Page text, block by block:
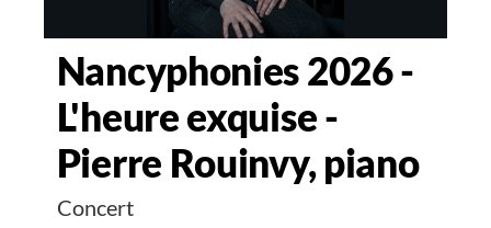
Nancyphonies 2026 -
L'heure exquise -
Pierre Rouinvy, piano
Concert